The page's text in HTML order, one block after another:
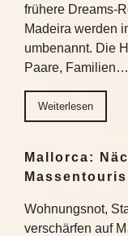
frühere Dreams-
Madeira werden
umbenannt. Die
Paare, Familien…
Weiterlesen
Mallorca:
Wohnungsnot,
verschärfen auf